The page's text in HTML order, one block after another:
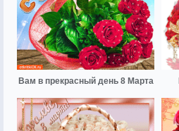
Вам в прекрасный день 8 Марта